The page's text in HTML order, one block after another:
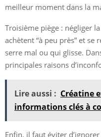
meilleur moment dans la
Troisième piège : négliger
achètent “à peu près” et
serre mal ou qui glisse.
principales raisons
Lire aussi : Créatine
informations clés à
Enfin, il faut éviter